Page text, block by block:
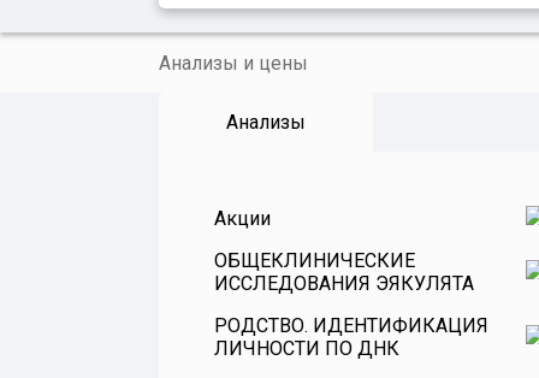
Анализы и цены
Анализы
Акции
ОБЩЕКЛИНИЧЕСКИЕ
ИССЛЕДОВАНИЯ ЭЯКУЛЯТА
РОДСТВО. ИДЕНТИФИКАЦИЯ
ЛИЧНОСТИ ПО ДНК